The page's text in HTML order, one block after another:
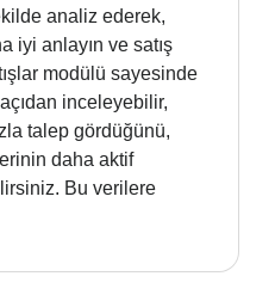
analiz ederek,
iyi anlayın ve satış
modülü sayesinde
açıdan inceleyebilir,
talep gördüğünü,
daha aktif
Bu verilere